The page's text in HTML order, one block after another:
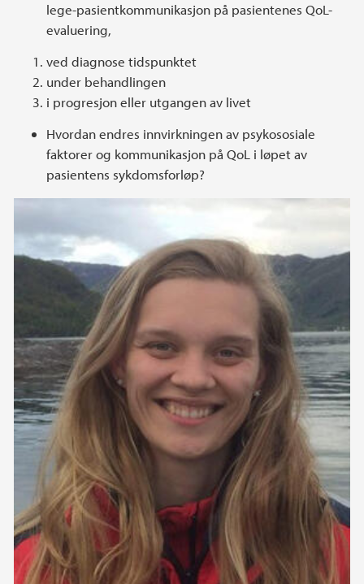
lege-pasientkommunikasjon på pasientenes QoL-
evaluering,
ved diagnose tidspunktet
under behandlingen
i progresjon eller utgangen av livet
Hvordan endres innvirkningen av psykososiale
faktorer og kommunikasjon på QoL i løpet av
pasientens sykdomsforløp?